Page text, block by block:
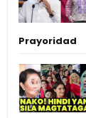
Prayoridad